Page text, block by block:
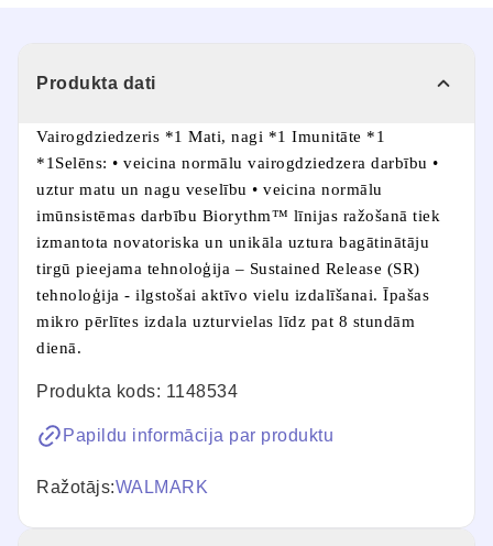
Produkta dati
Vairogdziedzeris *1 Mati, nagi *1 Imunitāte *1
*1Selēns: • veicina normālu vairogdziedzera darbību •
uztur matu un nagu veselību • veicina normālu
imūnsistēmas darbību Biorythm™ līnijas ražošanā tiek
izmantota novatoriska un unikāla uztura bagātinātāju
tirgū pieejama tehnoloģija – Sustained Release (SR)
tehnoloģija - ilgstošai aktīvo vielu izdalīšanai. Īpašas
mikro pērlītes izdala uzturvielas līdz pat 8 stundām
dienā.
Produkta kods: 1148534
Papildu informācija par produktu
Ražotājs:WALMARK